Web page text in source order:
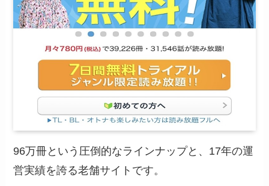
96万冊という圧倒的なラインナップと、17年の運
営実績を誇る老舗サイトです。